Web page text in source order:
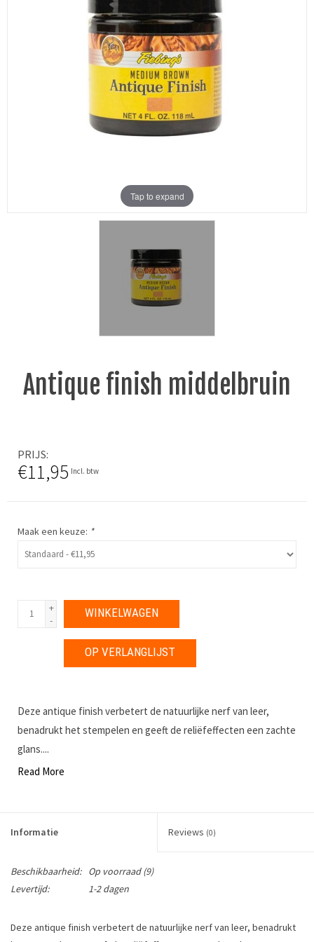
Tap to expand
Antique finish middelbruin
PRIJS
€11,95 Incl. btw
Maak een keuze: *
+
-
WINKELWAGEN
OP VERLANGLIJST
Deze antique finish verbetert de natuurlijke nerf van leer,
benadrukt het stempelen en geeft de reliëfeffecten een zachte
glans....
Read More
Informatie Reviews (0)
Beschikbaarheid: Op voorraad(9)
Levertijd:
1-2 dagen
Deze antique finish verbetert de natuurlijke nerf van leer, benadrukt